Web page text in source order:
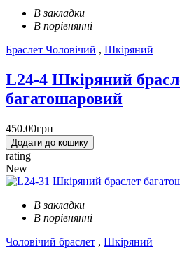
В закладки
В порівнянні
Браслет Чоловічий , Шкіряний
L24-4 Шкіряний
багатошаровий
450.00грн
Додати до кошику
rating
New
В закладки
В порівнянні
Чоловічий браслет , Шкіряний